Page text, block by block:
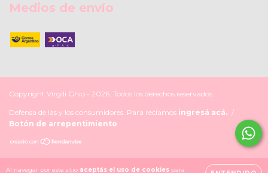
Al navegar por este sitio aceptás el uso de cookies para
Medios de envío
Copyright Virgili Ghio - 2026. Todos los derechos reservados.
Defensa de las y los consumidores. Para reclamos ingresá acá. /
Botón de arrepentimiento